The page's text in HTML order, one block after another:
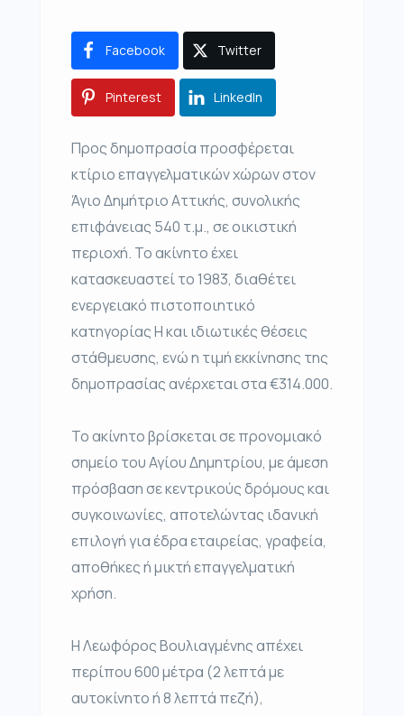
Facebook Twitter
Pinterest LinkedIn
Προς δημοπρασία προσφέρεται
κτίριο επαγγελματικών χώρων στον
Άγιο Δημήτριο Αττικής, συνολικής
επιφάνειας 540 τ.μ., σε οικιστική
περιοχή. Το ακίνητο έχει
κατασκευαστεί το 1983, διαθέτει
ενεργειακό πιστοποιητικό
κατηγορίας Η και ιδιωτικές θέσεις
στάθμευσης, ενώ η τιμή εκκίνησης της
δημοπρασίας ανέρχεται στα €314.000.
Το ακίνητο βρίσκεται σε προνομιακό
σημείο του Αγίου Δημητρίου, με άμεση
πρόσβαση σε κεντρικούς δρόμους και
συγκοινωνίες, αποτελώντας ιδανική
επιλογή για έδρα εταιρείας, γραφεία,
αποθήκες ή μικτή επαγγελματική
χρήση.
Η Λεωφόρος Βουλιαγμένης απέχει
περίπου 600 μέτρα (2 λεπτά με
αυτοκίνητο ή 8 λεπτά πεζή),